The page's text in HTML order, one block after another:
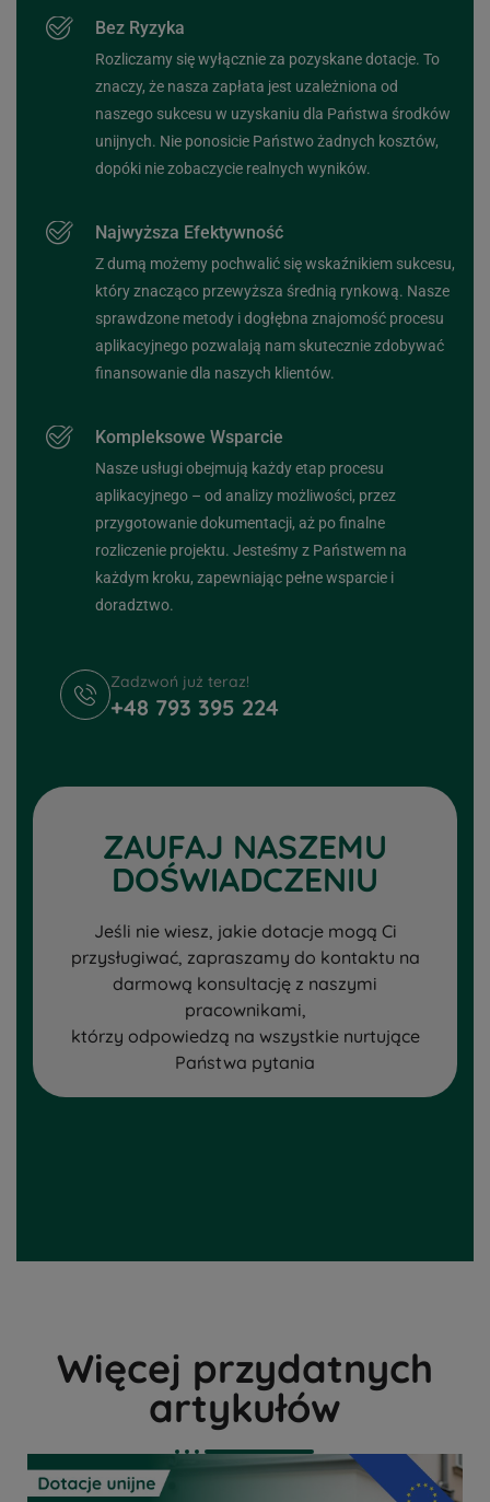
Bez Ryzyka
Rozliczamy się wyłącznie za pozyskane dotacje. To
znaczy, że nasza zapłata jest uzależniona od
naszego sukcesu w uzyskaniu dla Państwa środków
unijnych. Nie ponosicie Państwo żadnych kosztów,
dopóki nie zobaczycie realnych wyników.
Najwyższa Efektywność
Z dumą możemy pochwalić się wskaźnikiem sukcesu,
który znacząco przewyższa średnią rynkową. Nasze
sprawdzone metody i dogłębna znajomość procesu
aplikacyjnego pozwalają nam skutecznie zdobywać
finansowanie dla naszych klientów.
Kompleksowe Wsparcie
Nasze usługi obejmują każdy etap procesu
aplikacyjnego – od analizy możliwości, przez
przygotowanie dokumentacji, aż po finalne
rozliczenie projektu. Jesteśmy z Państwem na
każdym kroku, zapewniając pełne wsparcie i
doradztwo.
Zadzwoń już teraz!
+48 793 395 224
ZAUFAJ NASZEMU
DOŚWIADCZENIU
Jeśli nie wiesz, jakie dotacje mogą Ci
przysługiwać, zapraszamy do kontaktu na
darmową konsultację z naszymi
pracownikami,
którzy odpowiedzą na wszystkie nurtujące
Państwa pytania
Więcej przydatnych
artykułów